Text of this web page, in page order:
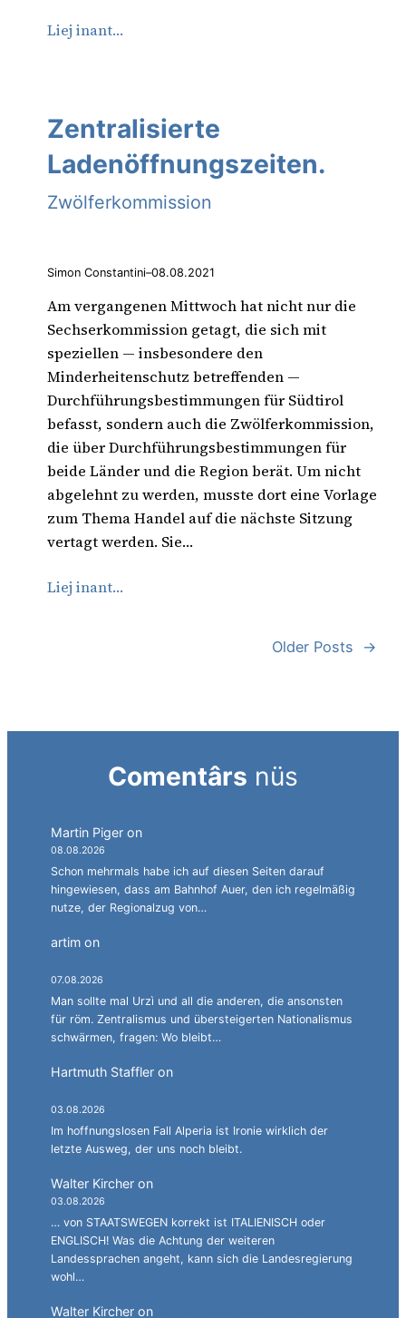
Liej inant…
Zentralisierte
Ladenöffnungszeiten.
Zwölferkommission
Simon Constantini–08.08.2021
Am vergangenen Mittwoch hat nicht nur die
Sechserkommission getagt, die sich mit
speziellen — insbesondere den
Minderheitenschutz betreffenden —
Durchführungsbestimmungen für Südtirol
befasst, sondern auch die Zwölferkommission,
die über Durchführungsbestimmungen für
beide Länder und die Region berät. Um nicht
abgelehnt zu werden, musste dort eine Vorlage
zum Thema Handel auf die nächste Sitzung
vertagt werden. Sie…
Liej inant…
Older Posts →
Comentârs nüs
Martin Piger on
08.08.2026
Schon mehrmals habe ich auf diesen Seiten darauf
hingewiesen, dass am Bahnhof Auer, den ich regelmäßig
nutze, der Regionalzug von…
artim on
07.08.2026
Man sollte mal Urzì und all die anderen, die ansonsten
für röm. Zentralismus und übersteigerten Nationalismus
schwärmen, fragen: Wo bleibt…
Hartmuth Staffler on
03.08.2026
Im hoffnungslosen Fall Alperia ist Ironie wirklich der
letzte Ausweg, der uns noch bleibt.
Walter Kircher on
03.08.2026
… von STAATSWEGEN korrekt ist ITALIENISCH oder
ENGLISCH! Was die Achtung der weiteren
Landessprachen angeht, kann sich die Landesregierung
wohl…
Walter Kircher on